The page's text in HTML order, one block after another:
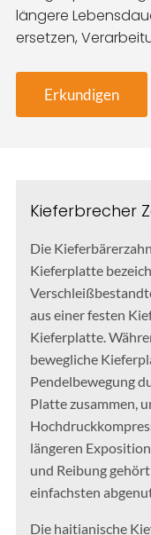
längere
ersetzen,
Erkundigen
Kieferbrecher
Die
Kieferplatte
aus einer festen
Kieferplatte.
bewegliche
Pendelbewegung
Platte zusammen,
längeren
und Reibung
einfachsten
Die haitianische